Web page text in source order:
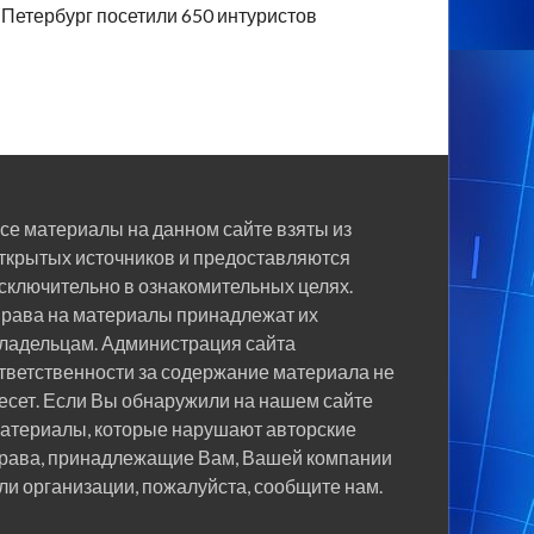
Петербург посетили 650 интуристов
материалы на данном сайте взяты из
источников и предоставляются
в ознакомительных целях.
на материалы принадлежат их
Администрация сайта
за содержание материала не
Если Вы обнаружили на нашем сайте
которые нарушают авторские
принадлежащие Вам, Вашей компании
организации, пожалуйста, сообщите нам.